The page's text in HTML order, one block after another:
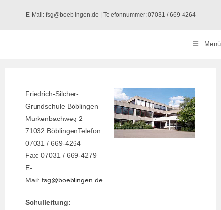
E-Mail: fsg@boeblingen.de | Telefonnummer: 07031 / 669-4264
Menü
Friedrich-Silcher-
Grundschule Böblingen
Murkenbachweg 2
71032 BöblingenTelefon:
07031 / 669-4264
Fax: 07031 / 669-4279
E-
Mail:fsg@boeblingen.de
Schulleitung: